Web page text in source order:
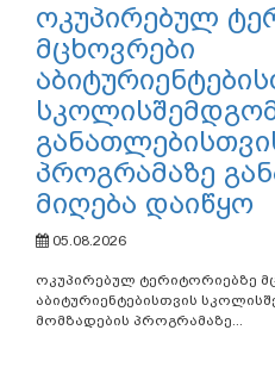
ოკუპირებულ
მცხოვრები
პროგრამაზე
მიღება დაიწყო
05.08.2026
ოკუპირებულ ტერიტორიებზე
აბიტურიენტებისთვის
მომზადების პროგრამაზე...